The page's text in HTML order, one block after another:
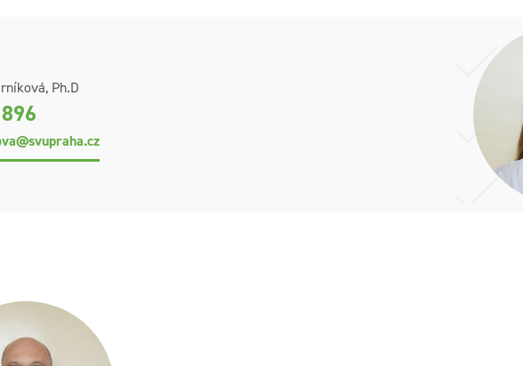
Ph.D